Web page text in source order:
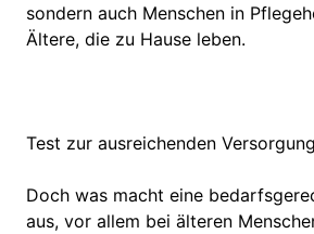
sondern auch Menschen in
Ältere, die zu Hause leben.
Test zur ausreichenden
Doch was macht eine
aus, vor allem bei älteren